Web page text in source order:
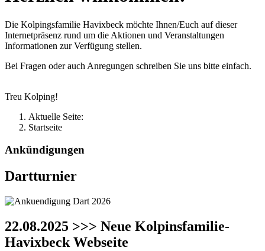
Die Kolpingsfamilie Havixbeck möchte Ihnen/Euch auf dieser
Internetpräsenz rund um die Aktionen und Veranstaltungen
Informationen zur Verfügung stellen.
Bei Fragen oder auch Anregungen schreiben Sie uns bitte einfach.
Treu Kolping!
Aktuelle Seite:
Startseite
Ankündigungen
Dartturnier
22.08.2025 >>> Neue Kolpinsfamilie-
Havixbeck Webseite